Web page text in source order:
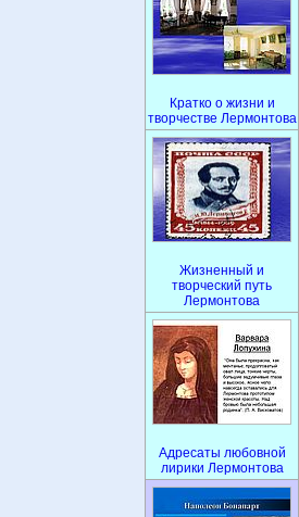
Кратко о жизни и
творчестве Лермонтова
Жизненный и
творческий путь
Лермонтова
Адресаты любовной
лирики Лермонтова